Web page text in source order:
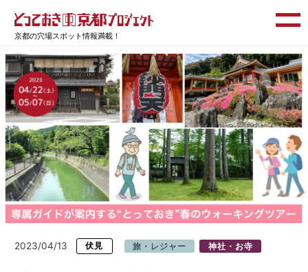
京都の穴場スポット情報満載！
2023/04/13 伏見 旅・レジャー 神社・お寺